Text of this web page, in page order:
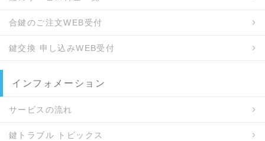
合鍵のご注文WEB受付
鍵交換 申し込みWEB受付
インフォメーション
サービスの流れ
鍵トラブル トピックス